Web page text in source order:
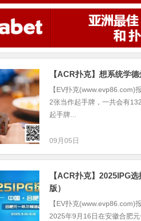
【ACR扑克】想系统学
【EV扑克(www.evp86.com)
2张当作起手牌，一共会有
起手牌...
09月05日
【ACR扑克】2025IPG
版）
【EV扑克
2025年9月16日在安徽合肥元